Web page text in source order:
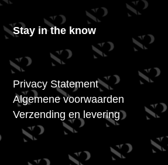
Stay in the know
Privacy Statement
Algemene voorwaarden
Verzending en levering